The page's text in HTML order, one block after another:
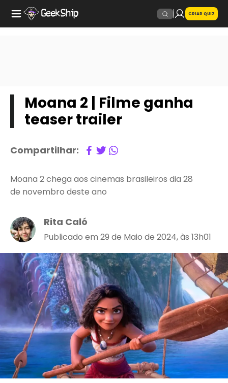
CRIAR QUIZ
Moana 2 | Filme ganha
teaser trailer
Compartilhar:
Moana 2 chega aos cinemas brasileiros dia 28
de novembro deste ano
Rita Caló
Publicado em 29 de Maio de 2024, às 13h01